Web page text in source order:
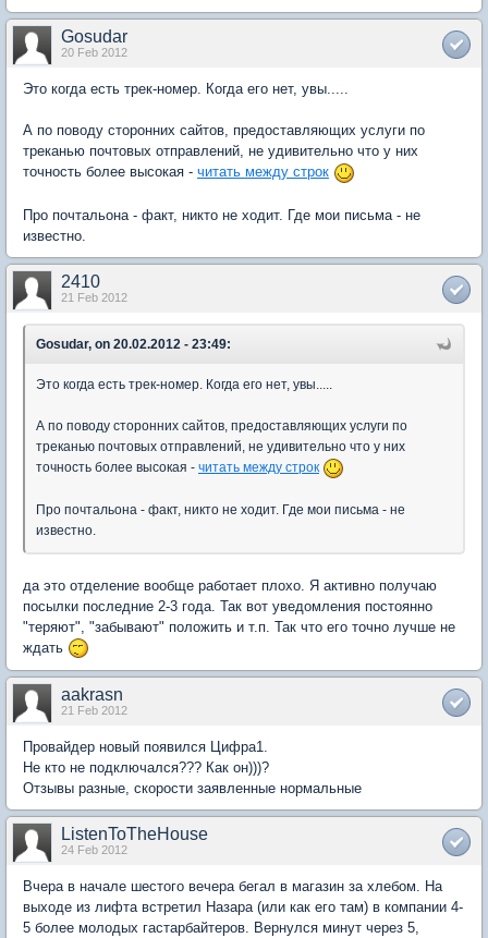
Gosudar
20 Feb 2012
Это когда есть трек-номер. Когда его нет, увы.....
А по поводу сторонних сайтов, предоставляющих услуги по
треканью почтовых отправлений, не удивительно что у них
точность более высокая - читать между строк
Про почтальона - факт, никто не ходит. Где мои письма - не
известно.
2410
21 Feb 2012
Gosudar, on 20.02.2012 - 23:49:
Это когда есть трек-номер. Когда его нет, увы.....
А по поводу сторонних сайтов, предоставляющих услуги по
треканью почтовых отправлений, не удивительно что у них
точность более высокая - читать между строк
Про почтальона - факт, никто не ходит. Где мои письма - не
известно.
да это отделение вообще работает плохо. Я активно получаю
посылки последние 2-3 года. Так вот уведомления постоянно
"теряют", "забывают" положить и т.п. Так что его точно лучше не
ждать
aakrasn
21 Feb 2012
Провайдер новый появился Цифра1.
Не кто не подключался??? Как он)))?
Отзывы разные, скорости заявленные нормальные
ListenToTheHouse
24 Feb 2012
Вчера в начале шестого вечера бегал в магазин за хлебом. На
выходе из лифта встретил Назара (или как его там) в компании 4-
5 более молодых гастарбайтеров. Вернулся минут через 5,